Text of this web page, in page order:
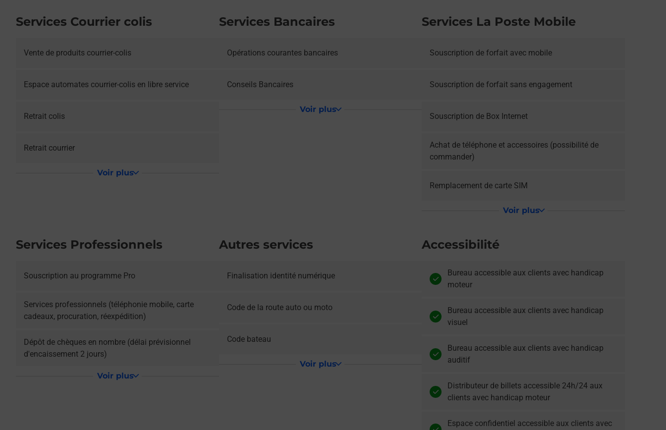
Services Courrier colis
Vente de produits courrier-colis
Espace automates courrier-colis en libre service
Retrait colis
Retrait courrier
Voir plus
Services Bancaires
Opérations courantes bancaires
Conseils Bancaires
Voir plus
Services La Poste Mobile
Souscription de forfait avec mobile
Souscription de forfait sans engagement
Souscription de Box Internet
Achat de téléphone et accessoires (possibilité de
commander)
Remplacement de carte SIM
Voir plus
Services Professionnels
Souscription au programme Pro
Services professionnels (téléphonie mobile, carte
cadeaux, procuration, réexpédition)
Dépôt de chèques en nombre (délai prévisionnel
d'encaissement 2 jours)
Voir plus
Autres services
Finalisation identité numérique
Code de la route auto ou moto
Code bateau
Voir plus
Accessibilité
Bureau accessible aux clients avec handicap
moteur
Bureau accessible aux clients avec handicap
visuel
Bureau accessible aux clients avec handicap
auditif
Distributeur de billets accessible 24h/24 aux
clients avec handicap moteur
Espace confidentiel accessible aux clients avec